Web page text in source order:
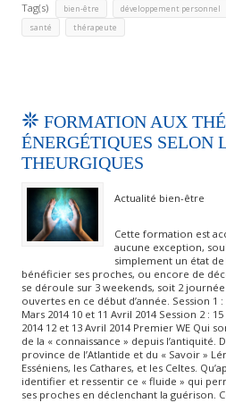
Tag(s) bien-être développement personnel
santé thérapeute
FORMATION AUX
ÉNERGÉTIQUES SELON
THEURGIQUES
Actualité bien-être
Cette formation est
aucune exception,
simplement un état
bénéficier ses proches, ou encore de
se déroule sur 3 weekends, soit 2
ouvertes en ce début d’année. Session 1
Mars 2014 10 et 11 Avril 2014 Session 2 :
2014 12 et 13 Avril 2014 Premier WE Qui
de la « connaissance » depuis l’antiquité.
province de l’Atlantide et du « Savoir »
Esséniens, les Cathares, et les Celtes.
identifier et ressentir ce « fluide » qui
ses proches en déclenchant la guérison.